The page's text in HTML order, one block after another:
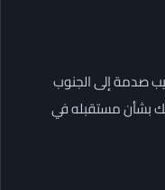
صدمة إلى الجنوب
بشأن مستقبله في